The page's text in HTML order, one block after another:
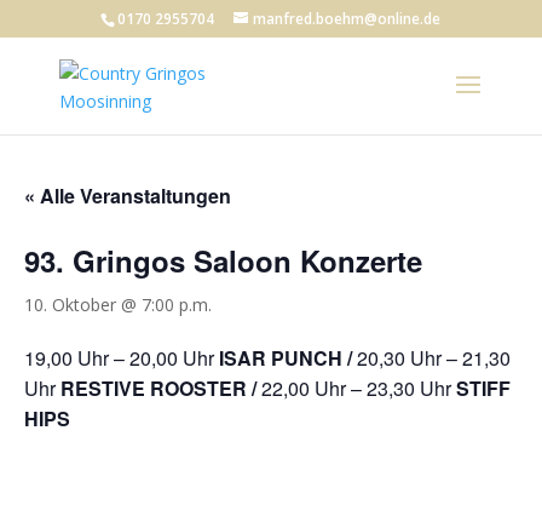
0170 2955704 manfred.boehm@online.de
« Alle Veranstaltungen
93. Gringos Saloon Konzerte
10. Oktober @ 7:00 p.m.
19,00 Uhr – 20,00 UhrISAR PUNCH /20,30 Uhr – 21,30
UhrRESTIVE ROOSTER /22,00 Uhr – 23,30 UhrSTIFF
HIPS